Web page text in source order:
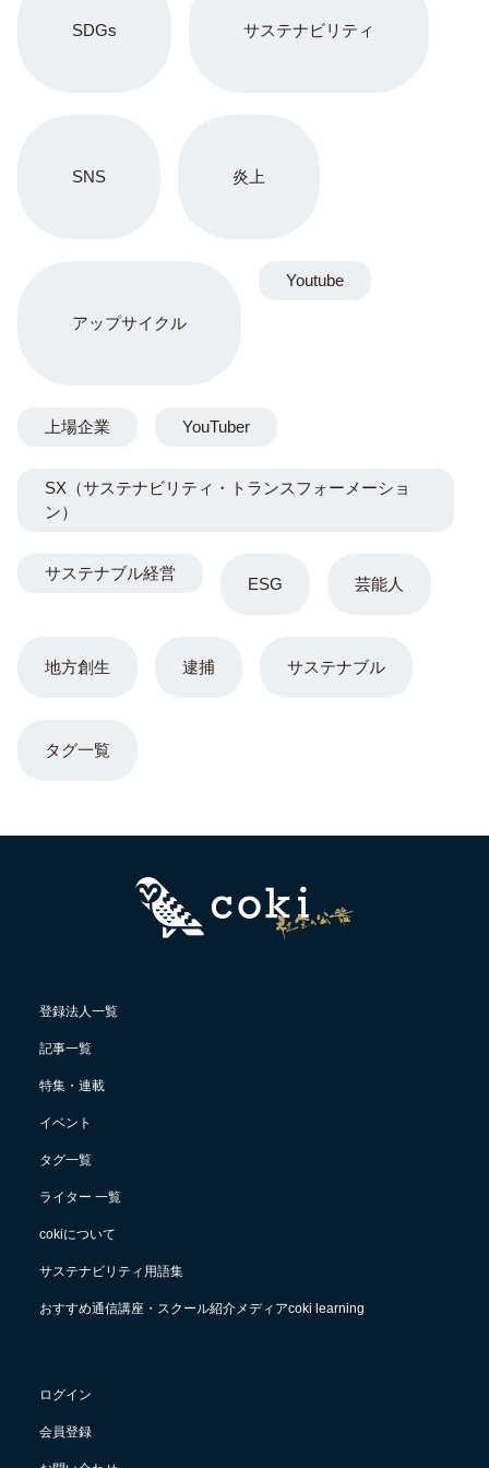
SDGs サステナビリティ
SNS 炎上
アップサイクル
ESG 芸能人
地方創生 逮捕 サステナブル
Youtube
上場企業 YouTuber
SX（サステナビリティ・トランスフォーメーショ
ン）
サステナブル経営
タグ一覧
登録法人一覧
記事一覧
特集・連載
イベント
タグ一覧
ライター 一覧
cokiについて
サステナビリティ用語集
おすすめ通信講座・スクール紹介メディアcoki learning
ログイン
会員登録